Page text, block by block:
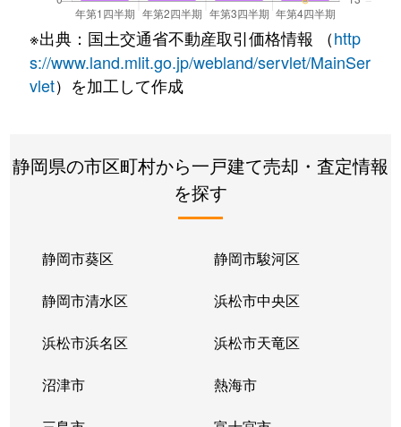
※出典：国土交通省不動産取引価格情報 （http
s://www.land.mlit.go.jp/webland/servlet/MainSer
vlet）を加工して作成
静岡県の市区町村から一戸建て売却・査定情報
を探す
静岡市葵区 静岡市駿河区
静岡市清水区 浜松市中央区
浜松市浜名区 浜松市天竜区
沼津市 熱海市